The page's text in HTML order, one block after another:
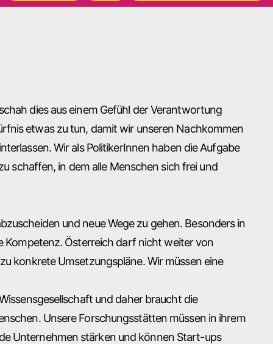
dies aus einem Gefühl der Verantwortung
etwas zu tun, damit wir unseren Nachkommen
Wir als PolitikerInnen haben die Aufgabe
schaffen, in dem alle Menschen sich frei und
und neue Wege zu gehen. Besonders in
Kompetenz. Österreich darf nicht weiter von
konkrete Umsetzungspläne. Wir müssen eine
und daher braucht die
Unsere Forschungsstätten müssen in ihrem
Unternehmen stärken und können Start-ups